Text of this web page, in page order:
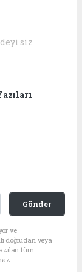
siz
Gönder
ve
doğrudan veya
tüm